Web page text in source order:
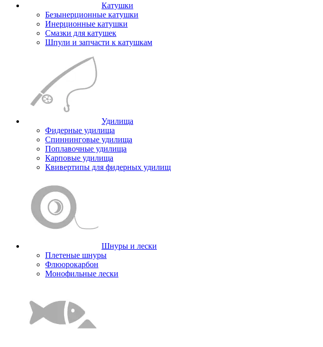
Катушки
Безынерционные катушки
Инерционные катушки
Смазки для катушек
Шпули и запчасти к катушкам
Удилища
Фидерные удилища
Спиннинговые удилища
Поплавочные удилища
Карповые удилища
Квивертипы для фидерных удилищ
Шнуры и лески
Плетеные шнуры
Флюорокарбон
Монофильные лески